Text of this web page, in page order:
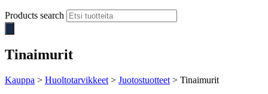
Products search
Tinaimurit
Kauppa > Huoltotarvikkeet > Juotostuotteet > Tinaimurit